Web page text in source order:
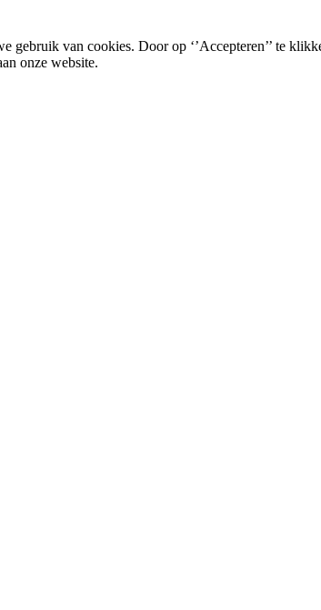
van cookies. Door op ‘’Accepteren’’ te
onze website.